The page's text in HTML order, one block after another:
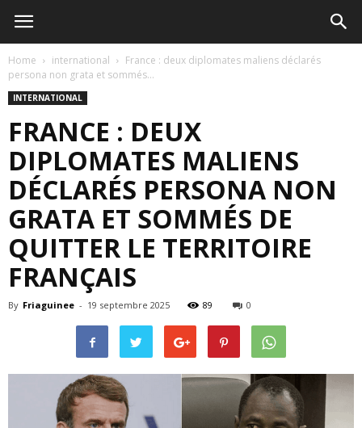
Home international
France : deux diplomates maliens déclarés
persona non grata et sommés...
INTERNATIONAL
FRANCE : DEUX
DIPLOMATES MALIENS
DÉCLARÉS PERSONA NON
GRATA ET SOMMÉS DE
QUITTER LE TERRITOIRE
FRANÇAIS
By Friaguinee - 19 septembre 2025 89 0